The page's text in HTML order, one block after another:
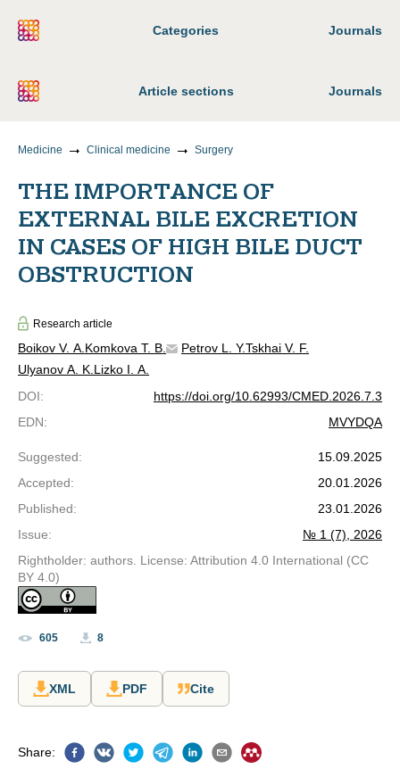
Categories Journals
Article sections Journals
Medicine Clinical medicine Surgery
THE IMPORTANCE OF
EXTERNAL BILE EXCRETION
IN CASES OF HIGH BILE DUCT
OBSTRUCTION
Research article
Boikov V. A. Komkova T. B. Petrov L. Y.Tskhai V. F.
Ulyanov A. K. Lizko I. A.
DOI:
https://doi.org/10.62993/CMED.2026.7.3
EDN: MVYDQA
Suggested:
15.09.2025
Accepted:
20.01.2026
Published:
23.01.2026
Issue:
№ 1 (7), 2026
Rightholder: authors. License: Attribution 4.0 International (CC
BY 4.0)
605 8
XML PDF Cite
Share: